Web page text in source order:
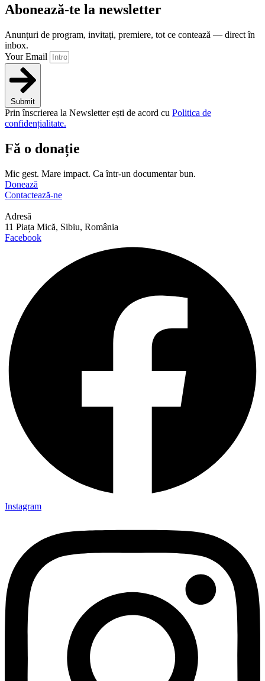
Abonează-te la newsletter
Anunțuri de program, invitați, premiere, tot ce contează — direct în
inbox.
Your Email
Submit
Prin înscrierea la Newsletter ești de acord cu Politica de
confidențialitate.
Fă o donație
Mic gest. Mare impact. Ca într-un documentar bun.
Donează
Contactează-ne
Adresă
11 Piața Mică, Sibiu, România
Facebook
Instagram